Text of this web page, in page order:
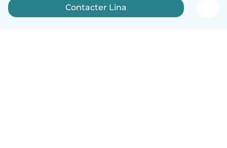
Contacter Lina